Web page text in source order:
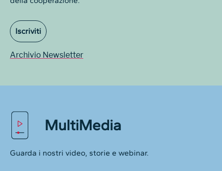
Iscriviti
Archivio Newsletter
MultiMedia
Guarda i nostri video, storie e webinar.